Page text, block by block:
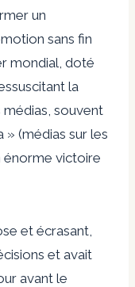
un
sans fin
mondial, doté
la
souvent
(médias sur les
énorme victoire
et écrasant,
et avait
avant le